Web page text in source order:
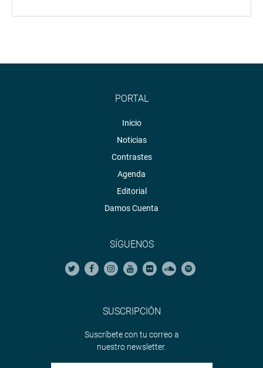
PORTAL
Inicio
Noticias
Contrastes
Agenda
Editorial
Damos Cuenta
SÍGUENOS
SUSCRIPCIÓN
Suscríbete con tu correo a
nuestro newsletter.